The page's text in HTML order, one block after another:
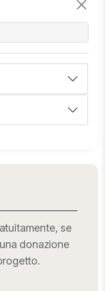
se
donazione